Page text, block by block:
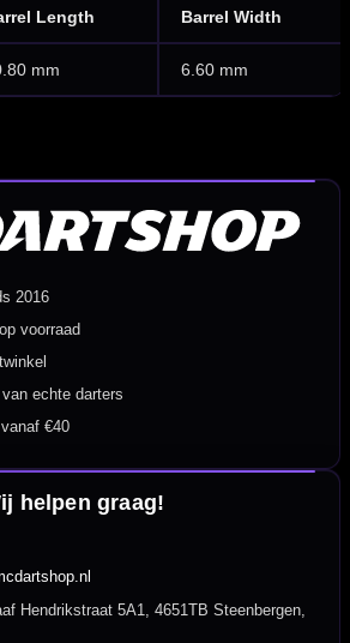
Length Barrel Width
mm 6.60 mm
2016
voorraad
echte darters
€40
helpen graag!
Hendrikstraat 5A1, 4651TB Steenbergen,